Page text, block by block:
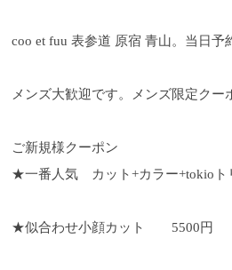
coo et fuu 表参道 原宿 青山。当日予
メンズ大歓迎です。メンズ限定クー
ご新規様クーポン
★一番人気 カット+カラー+tokioト
★似合わせ小顔カット 5500円